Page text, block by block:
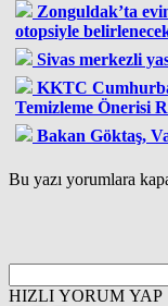
Zonguldak’ta
otopsiyle
Sivas merkezli
KKTC
Temizleme Önerisi
Bakan Göktaş,
Bu yazı yorumlara
HIZLI YORUM YAP